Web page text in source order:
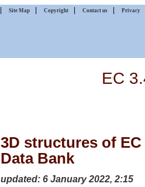
Site Map Copyright Contact us Privacy
EC
3D structures of
Data Bank
updated: 6 January 2022, 2:15